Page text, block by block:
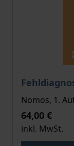
Der Preis
Nomos, 1.
64,00 €
inkl. MwSt.